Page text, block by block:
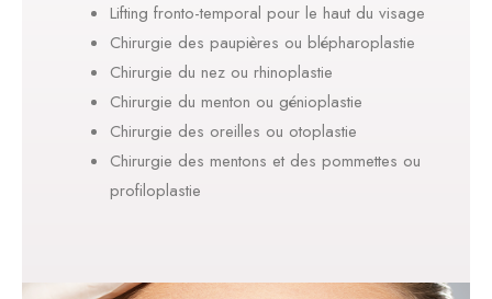
Lifting fronto-temporal pour le haut du visage
Chirurgie des paupières ou blépharoplastie
Chirurgie du nez ou rhinoplastie
Chirurgie du menton ou génioplastie
Chirurgie des oreilles ou otoplastie
Chirurgie des mentons et des pommettes ou
profiloplastie